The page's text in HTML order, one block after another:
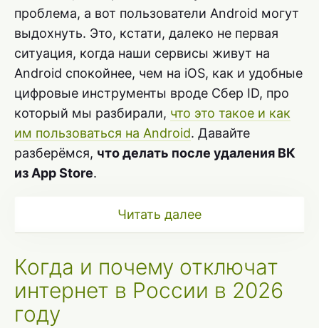
проблема, а вот пользователи Android могут
выдохнуть. Это, кстати, далеко не первая
ситуация, когда наши сервисы живут на
Android спокойнее, чем на iOS, как и удобные
цифровые инструменты вроде Сбер ID, про
который мы разбирали, что это такое и как
им пользоваться на Android. Давайте
разберёмся, что делать после удаления ВК
из App Store.
Читать далее
Когда и почему отключат
интернет в России в 2026
году